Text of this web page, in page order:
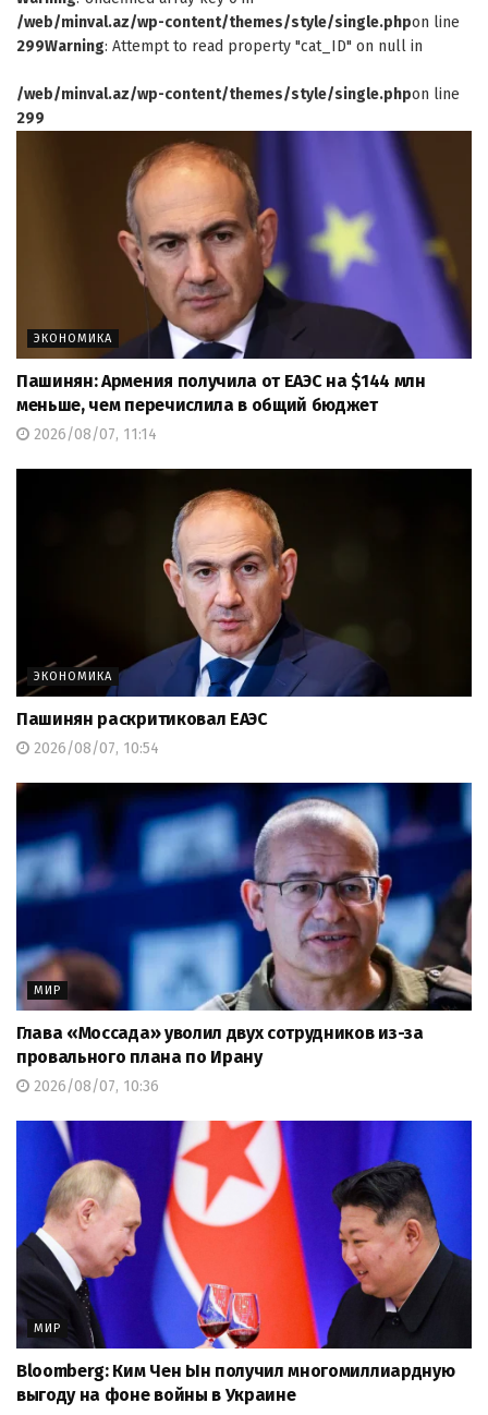
/web/minval.az/wp-content/themes/style/single.phpon line
299Warning: Attempt to read property "cat_ID" on null in
/web/minval.az/wp-content/themes/style/single.phpon line
299
ЭКОНОМИКА
Пашинян: Армения получила от ЕАЭС на $144 млн
меньше, чем перечислила в общий бюджет
2026/08/07, 11:14
ЭКОНОМИКА
Пашинян раскритиковал ЕАЭС
2026/08/07, 10:54
МИР
Глава «Моссада» уволил двух сотрудников из-за
провального плана по Ирану
2026/08/07, 10:36
МИР
Bloomberg: Ким Чен Ын получил многомиллиардную
выгоду на фоне войны в Украине